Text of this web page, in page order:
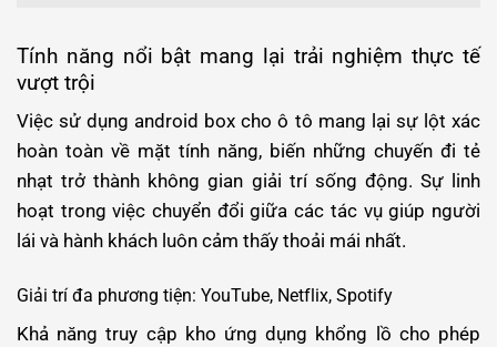
Tính năng nổi bật mang lại trải nghiệm thực tế
vượt trội
Việc sử dụng android box cho ô tô mang lại sự lột xác
hoàn toàn về mặt tính năng, biến những chuyến đi tẻ
nhạt trở thành không gian giải trí sống động. Sự linh
hoạt trong việc chuyển đổi giữa các tác vụ giúp người
lái và hành khách luôn cảm thấy thoải mái nhất.
Giải trí đa phương tiện: YouTube, Netflix, Spotify
Khả năng truy cập kho ứng dụng khổng lồ cho phép